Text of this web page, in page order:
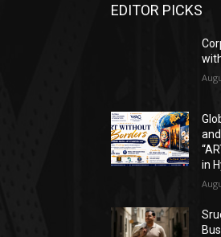
EDITOR PICKS
in